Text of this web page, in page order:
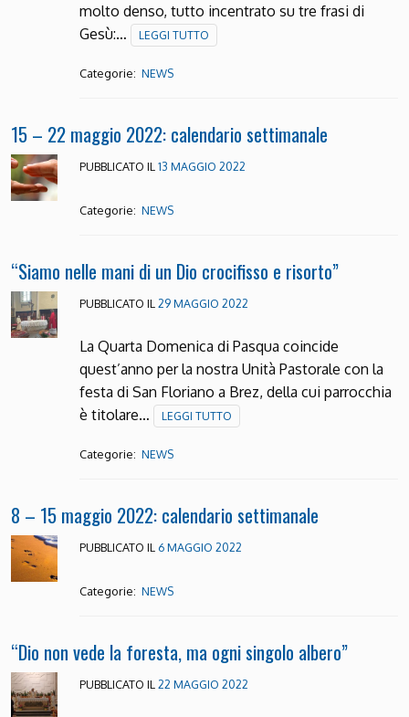
molto denso, tutto incentrato su tre frasi di
Gesù:…
LEGGI TUTTO
Categorie: NEWS
15 – 22 maggio 2022: calendario settimanale
PUBBLICATO IL 13 MAGGIO 2022
Categorie: NEWS
“Siamo nelle mani di un Dio crocifisso e risorto”
PUBBLICATO IL 29 MAGGIO 2022
La Quarta Domenica di Pasqua coincide
quest’anno per la nostra Unità Pastorale con la
festa di San Floriano a Brez, della cui parrocchia
è titolare…
LEGGI TUTTO
Categorie: NEWS
8 – 15 maggio 2022: calendario settimanale
PUBBLICATO IL 6 MAGGIO 2022
Categorie: NEWS
“Dio non vede la foresta, ma ogni singolo albero”
PUBBLICATO IL 22 MAGGIO 2022